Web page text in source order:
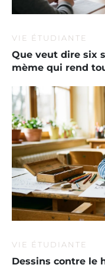
VIE ÉTUDIANTE
Que veut dire six
mème qui rend
VIE ÉTUDIANTE
Dessins contre le